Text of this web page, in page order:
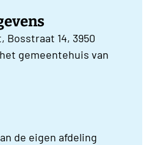
Bosstraat 14, 3950
gemeentehuis van
de eigen afdeling